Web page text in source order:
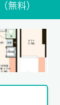
無料）